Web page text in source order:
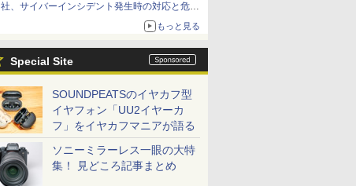
社、サイバーインシデント発生時の対応と危機
管理広報を一体的に訓練するプログラムを提供
もっと見る
Special Site
SOUNDPEATSのイヤカフ型
イヤフォン「UU2イヤーカ
フ」をイヤカフマニアが語る
ソニーミラーレス一眼の大特
集！ 見どころ記事まとめ